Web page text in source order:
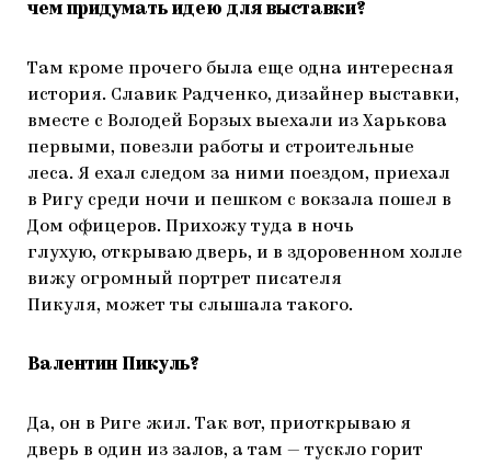
чем придумать идею для выставки?
Там кроме прочего была еще одна интересная
история. Славик Радченко, дизайнер выставки,
вместе с Володей Борзых выехали из Харькова
первыми, повезли работы и строительные
леса. Я ехал следом за ними поездом, приехал
в Ригу среди ночи и пешком с вокзала пошел в
Дом офицеров. Прихожу туда в ночь
глухую, открываю дверь, и в здоровенном холле
вижу огромный портрет писателя
Пикуля, может ты слышала такого.
Валентин Пикуль?
Да, он в Риге жил. Так вот, приоткрываю я
дверь в один из залов, а там — тускло горит